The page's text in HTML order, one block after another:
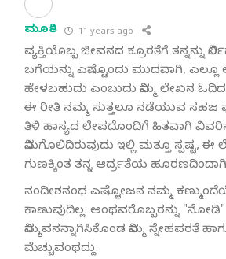
ಮೂರ್ತಿ 11 years ago
ವ್ಯಕ್ತಿಯೊಬ್ಬ ಜೀವನದ ಕ್ರೂರತೆಗೆ ತನ್ನನ್ನು
ಬಗೆಯನ್ನು ಎಷ್ಟೊಂದು ಮುದವಾಗಿ, ಎಲ್ಲೂ
ಹೇಳಬಹುದು ಎಂಬುದು ನಿಮ್ಮ ಲೇಖನ
ಈ ರೀತಿ ನಮ್ಮ ಸುತ್ತಲೂ ನಡೆಯುವ ಸಹಜ
ತಿಳಿ ಹಾಸ್ಯದ ಲೇಪದೊಂದಿಗೆ ಹಿತವಾಗಿ
ನಿಮಗೊಲಿದಿರುವುದು ಇಲ್ಲಿ ಮತ್ತೂ ಸ್ಪಷ್ಟ,
ಗುಣಕ್ಕಿಂತ ತನ್ನ ಆರ್ದ್ರತೆಯ ಹೂರಣದಿಂದಾಗಿ
ನಂದೀಶನಂಥ ಎಷ್ಟೋಜನ ನಮ್ಮ
ಕಾಣುವುದಿಲ್ಲ. ಅಂಥವರೊಬ್ಬರನ್ನು "ನೋಡಿ"
ನಿಮ್ಮವನನ್ನಾಗಿಸಿಕೊಂಡ ನಿಮ್ಮ ಸ್ನೇಹಪರತೆ
ಮೆಚ್ಚುವಂಥದ್ದು.